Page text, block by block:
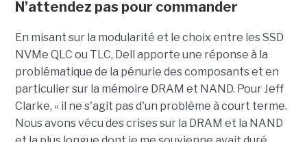
N’attendez pas pour commander
En misant sur la modularité et le choix entre les SSD
NVMe QLC ou TLC, Dell apporte une réponse à la
problématique de la pénurie des composants et en
particulier sur la mémoire DRAM et NAND. Pour Jeff
Clarke, « il ne s'agit pas d'un problème à court terme.
Nous avons vécu des crises sur la DRAM et la NAND